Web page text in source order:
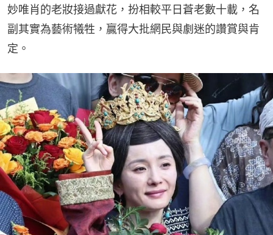
妙唯肖的老妝接過獻花，扮相較平日蒼老數十載，名
副其實為藝術犧牲，贏得大批網民與劇迷的讚賞與肯
定。